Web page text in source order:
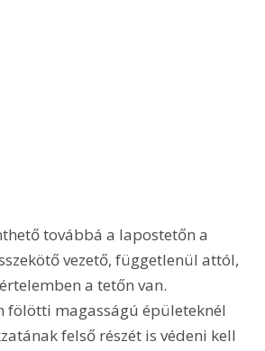
továbbá a lapostetőn a
vezető, függetlenül attól,
a tetőn van.
fölötti magasságú épületeknél
felső részét is védeni kell